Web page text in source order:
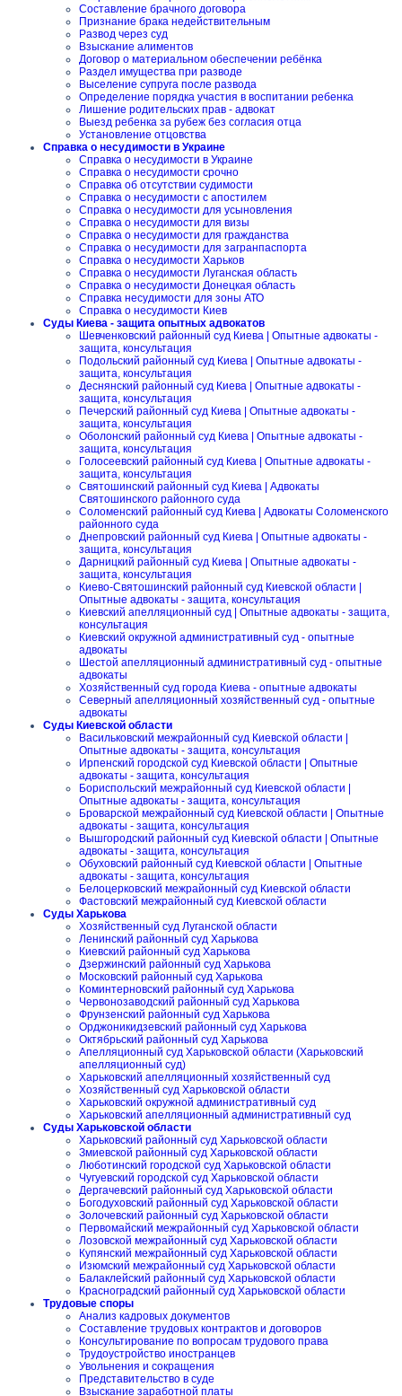
Составление брачного договора
Признание брака недействительным
Развод через суд
Взыскание алиментов
Договор о материальном обеспечении ребёнка
Раздел имущества при разводе
Выселение супруга после развода
Определение порядка участия в воспитании ребенка
Лишение родительских прав - адвокат
Выезд ребенка за рубеж без согласия отца
Установление отцовства
Справка о несудимости в Украине
Справка о несудимости в Украине
Справка о несудимости срочно
Справка об отсутствии судимости
Справка о несудимости с апостилем
Справка о несудимости для усыновления
Справка о несудимости для визы
Справка о несудимости для гражданства
Справка о несудимости для загранпаспорта
Справка о несудимости Харьков
Справка о несудимости Луганская область
Справка о несудимости Донецкая область
Справка несудимости для зоны АТО
Справка о несудимости Киев
Суды Киева - защита опытных адвокатов
Шевченковский районный суд Киева | Опытные адвокаты -
защита, консультация
Подольский районный суд Киева | Опытные адвокаты -
защита, консультация
Деснянский районный суд Киева | Опытные адвокаты -
защита, консультация
Печерский районный суд Киева | Опытные адвокаты -
защита, консультация
Оболонский районный суд Киева | Опытные адвокаты -
защита, консультация
Голосеевский районный суд Киева | Опытные адвокаты -
защита, консультация
Святошинский районный суд Киева | Адвокаты
Святошинского районного суда
Соломенский районный суд Киева | Адвокаты Соломенского
районного суда
Днепровский районный суд Киева | Опытные адвокаты -
защита, консультация
Дарницкий районный суд Киева | Опытные адвокаты -
защита, консультация
Киево-Святошинский районный суд Киевской области |
Опытные адвокаты - защита, консультация
Киевский апелляционный суд | Опытные адвокаты - защита,
консультация
Киевский окружной административный суд - опытные
адвокаты
Шестой апелляционный административный суд - опытные
адвокаты
Хозяйственный суд города Киева - опытные адвокаты
Северный апелляционный хозяйственный суд - опытные
адвокаты
Суды Киевской области
Васильковский межрайонный суд Киевской области |
Опытные адвокаты - защита, консультация
Ирпенский городской суд Киевской области | Опытные
адвокаты - защита, консультация
Бориспольский межрайонный суд Киевской области |
Опытные адвокаты - защита, консультация
Броварской межрайонный суд Киевской области | Опытные
адвокаты - защита, консультация
Вышгородский районный суд Киевской области | Опытные
адвокаты - защита, консультация
Обуховский районный суд Киевской области | Опытные
адвокаты - защита, консультация
Белоцерковский межрайонный суд Киевской области
Фастовский межрайонный суд Киевской области
Суды Харькова
Хозяйственный суд Луганской области
Ленинский районный суд Харькова
Киевский районный суд Харькова
Дзержинский районный суд Харькова
Московский районный суд Харькова
Коминтерновский районный суд Харькова
Червонозаводский районный суд Харькова
Фрунзенский районный суд Харькова
Орджоникидзевский районный суд Харькова
Октябрьский районный суд Харькова
Апелляционный суд Харьковской области (Харьковский
апелляционный суд)
Харьковский апелляционный хозяйственный суд
Хозяйственный суд Харьковской области
Харьковский окружной административный суд
Харьковский апелляционный административный суд
Суды Харьковской области
Харьковский районный суд Харьковской области
Змиевской районный суд Харьковской области
Люботинский городской суд Харьковской области
Чугуевский городской суд Харьковской области
Дергачевский районный суд Харьковской области
Богодуховский районный суд Харьковской области
Золочевский районный суд Харьковской области
Первомайский межрайонный суд Харьковской области
Лозовской межрайонный суд Харьковской области
Купянский межрайонный суд Харьковской области
Изюмский межрайонный суд Харьковской области
Балаклейский районный суд Харьковской области
Красноградский районный суд Харьковской области
Трудовые споры
Анализ кадровых документов
Составление трудовых контрактов и договоров
Консультирование по вопросам трудового права
Трудоустройство иностранцев
Увольнения и сокращения
Представительство в суде
Взыскание заработной платы